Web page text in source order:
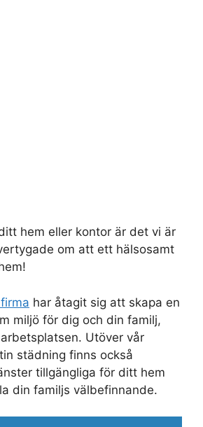
hem eller kontor är det vi är
om att ett hälsosamt
har åtagit sig att skapa en
miljö för dig och din familj,
Utöver vår
städning finns också
tillgängliga för ditt hem
din familjs välbefinnande.